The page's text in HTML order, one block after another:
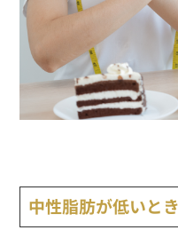
中性脂肪が低いと